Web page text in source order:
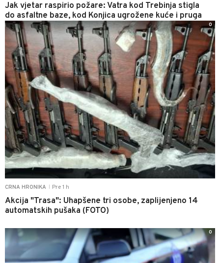
Jak vjetar raspirio požare: Vatra kod Trebinja stigla
do asfaltne baze, kod Konjica ugrožene kuće i pruga
CRNA HRONIKA Pre 1 h
Akcija "Trasa": Uhapšene tri osobe, zaplijenjeno 14
automatskih pušaka (FOTO)
0
0